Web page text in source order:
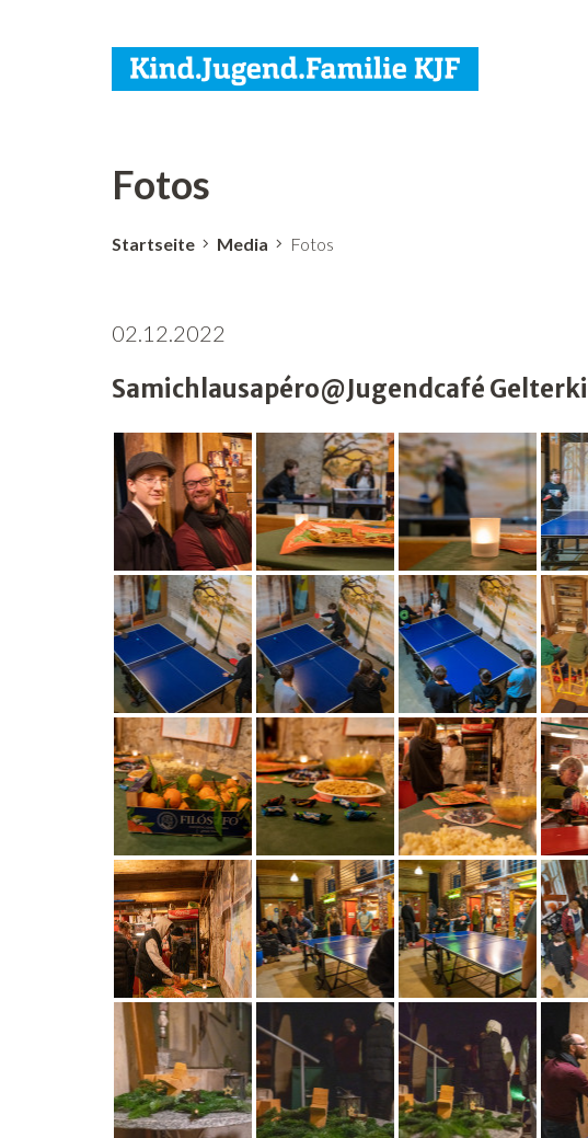
Fotos
Startseite Media Fotos
02.12.2022
Samichlausapéro@Jugendcafé